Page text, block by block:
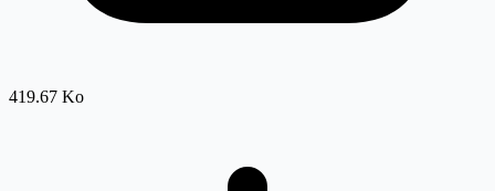
419.67 Ko